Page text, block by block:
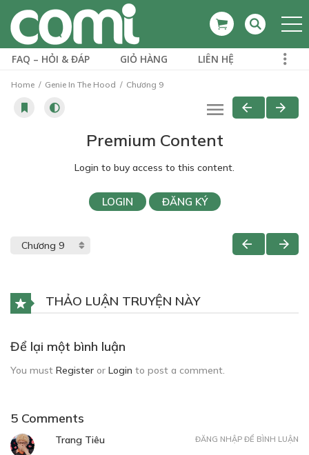
FAQ – HỎI & ĐÁP GIỎ HÀNG LIÊN HỆ
Home Genie In The Hood Chương 9
Premium Content
Login to buy access to this content.
LOGIN ĐĂNG KÝ
THẢO LUẬN TRUYỆN NÀY
Để lại một bình luận
You must Register or Login to post a comment.
5 Comments
Trang Tiêu
ĐĂNG NHẬP ĐỂ BÌNH LUẬN